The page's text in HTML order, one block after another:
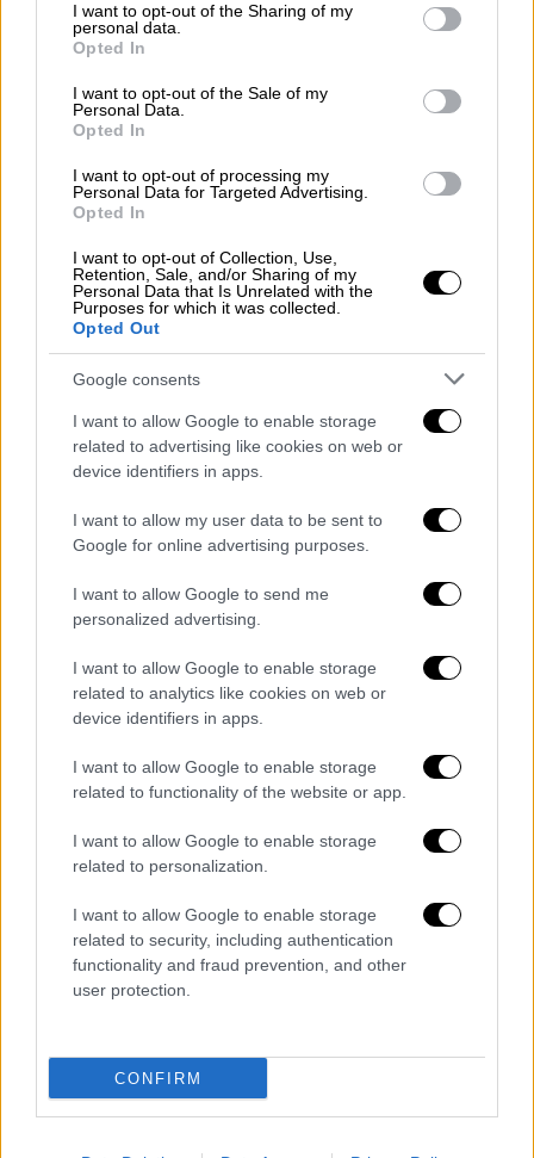
not limited to your visit or usage behaviour. You may click to
grant or deny consent to Google and its third-party tags to
use your data for below specified purposes in below Google
consent section.
I want to opt-out of the Sharing of my
personal data.
Opted In
I want to opt-out of the Sale of my
Personal Data.
Opted In
I want to opt-out of processing my
Personal Data for Targeted Advertising.
Opted In
I want to opt-out of Collection, Use,
Retention, Sale, and/or Sharing of my
Personal Data that Is Unrelated with the
Purposes for which it was collected.
Opted Out
Google consents
I want to allow Google to enable storage
related to advertising like cookies on web or
device identifiers in apps.
I want to allow my user data to be sent to
Google for online advertising purposes.
I want to allow Google to send me
personalized advertising.
I want to allow Google to enable storage
related to analytics like cookies on web or
device identifiers in apps.
I want to allow Google to enable storage
related to functionality of the website or app.
I want to allow Google to enable storage
related to personalization.
I want to allow Google to enable storage
related to security, including authentication
functionality and fraud prevention, and other
user protection.
CONFIRM
Απαγορεύεται ρητά η δημιουργία προφίλ
μαθητών και εκπαιδευτικών, η επεξεργασία
στοιχείων προσωπικότητας ή
συμπεριφοράς, καθώς και η εισαγωγή
ευαίσθητων προσωπικών δεδομένων σε
συστήματα τεχνητής νοημοσύνης.
Ειδικότερα, δεν επιτρέπεται η καταχώριση
ονοματεπωνύμων, φωτογραφιών, φωνητικών
δειγμάτων, βαθμολογιών, δεδομένων υγείας
ή οποιουδήποτε άλλου στοιχείου μπορεί να
οδηγήσει στην ταυτοποίηση μαθητών και
εκπαιδευτικών.
Τι απαγορεύεται
Η χρήση εργαλείων τεχνητής νοημοσύνης
εννοείται πως δεν επιτρέπεται κατά τη
διάρκεια γραπτών εξετάσεων, τεστ και
διαγωνισμάτων, εκτός εάν έχει προβλεφθεί
ρητά ελεγχόμενη χρήση τους από τον
εργασίες δεν μπορούν να παράγονται εξ
ολοκλήρου ή σε σημαντικό βαθμό από
εφαρμογές τεχνητής νοημοσύνης.
Οι εκπαιδευτικοί καλούνται να καθοδηγούν
κριτική αξιοποίηση των νέων εργαλείων,
ώστε η τεχνολογία να λειτουργεί ενισχυτικά
για τη μάθηση και όχι εις βάρος της.
Συντονιστής ΑΙ
τεχνητής νοημοσύνης» σε κάθε σχολική
μονάδα. Ο υπεύθυνος εκπαιδευτικός θα